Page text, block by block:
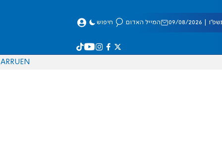
08/2026 המייל האדום חיפוש
EN
RU
AR